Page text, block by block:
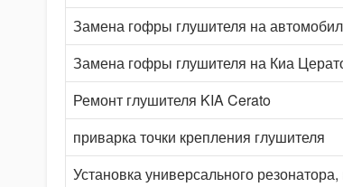
Замена гофры глушителя на
Замена гофры глушителя на Киа
Ремонт глушителя KIA Cerato
приварка точки крепления глушителя
Установка универсального